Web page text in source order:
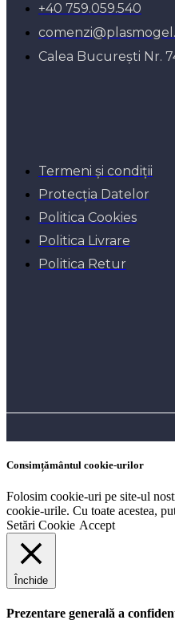
+40 759.059.540
Calea București Nr.
Termeni și condiții
Protecția Datelor
Politica Cookies
Politica Livrare
Politica Retur
Consimțământul cookie-urilor
Folosim cookie-uri pe site-ul
cookie-urile. Cu toate acestea,
Setări Cookie Accept
Închide
Prezentare generală a